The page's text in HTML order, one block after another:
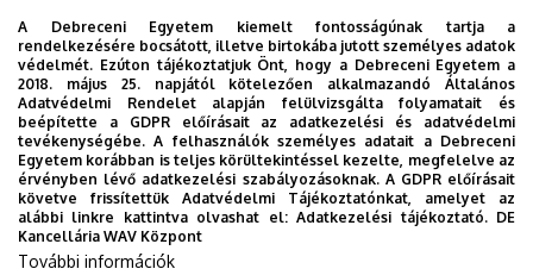
Népegészségügyi Iskola épület, földszint, 4
+36 42 404 411/ 78111
Szervezeti weboldal
Dolgozói adatmódosítás igénylése a DE
A Debreceni Egyetem kiemelt fontosságúnak tartja a
rendelkezésére bocsátott, illetve birtokába jutott személyes adatok
védelmét. Ezúton tájékoztatjuk Önt, hogy a Debreceni Egyetem a
2018. május 25. napjától kötelezően alkalmazandó Általános
Adatvédelmi Rendelet alapján felülvizsgálta folyamatait és
beépítette a GDPR előírásait az adatkezelési és adatvédelmi
tevékenységébe. A felhasználók személyes adatait a Debreceni
Egyetem korábban is teljes körültekintéssel kezelte, megfelelve az
érvényben lévő adatkezelési szabályozásoknak. A GDPR előírásait
követve frissítettük Adatvédelmi Tájékoztatónkat, amelyet az
alábbi linkre kattintva olvashat el:Adatkezelési tájékoztató. DE
Kancellária WAV Központ
További információk